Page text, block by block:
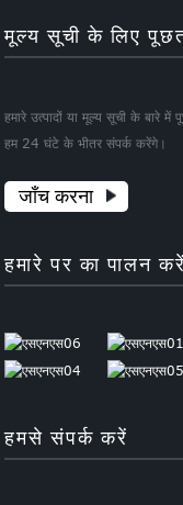
मूल्य सूची के लिए
हमारे उत्पादों या मूल्य सूची के बारे
हम 24 घंटे के भीतर संपर्क करेंगे।
जाँच करना
हमारे पर का पालन करें
हमसे संपर्क करें